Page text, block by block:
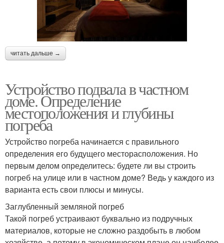
читать дальше →
Устройство подвала в частном
доме. Определение
местоположения и глубины
погреба
Устройство погреба начинается с правильного
определения его будущего месторасположения. Но
первым делом определитесь: будете ли вы строить
погреб на улице или в частном доме? Ведь у каждого из
варианта есть свои плюсы и минусы.
Заглубленный земляной погреб
Такой погреб устраивают буквально из подручных
материалов, которые не сложно раздобыть в любом